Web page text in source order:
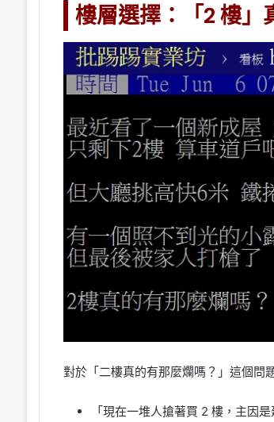
樓層選擇：「2 樓」
對於「二樓真的有那麼爛嗎？」這個問
「現在一堆人搶著買 2 樓，主因